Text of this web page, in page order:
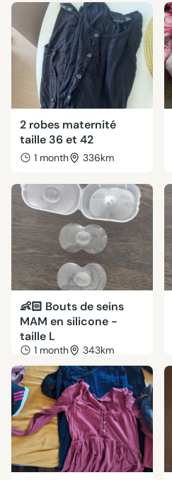
2 robes maternité
taille 36 et 42
1 month 336km
👶🏻 Bouts de seins
MAM en silicone -
taille L
1 month 343km